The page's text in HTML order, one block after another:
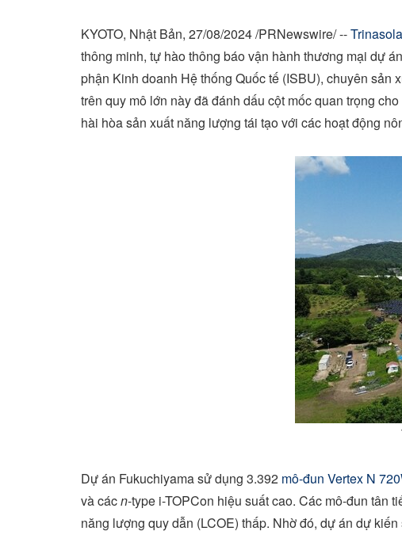
KYOTO, Nhật Bản, 27/08/2024/PRNewswire/ --
thông minh, tự hào thông báo vận hành thương mại dự
phận Kinh doanh Hệ thống Quốc tế (ISBU), chuyên sản
trên quy mô lớn này đã đánh dấu cột mốc quan trọng
hài hòa sản xuất năng lượng tái tạo với các hoạt động
Dự án Fukuchiyama sử dụng 3.392 mô-đun Vertex N
và cácn-type i-TOPCon hiệu suất cao. Các mô-đun tân
năng lượng quy dẫn (LCOE) thấp. Nhờ đó, dự án dự